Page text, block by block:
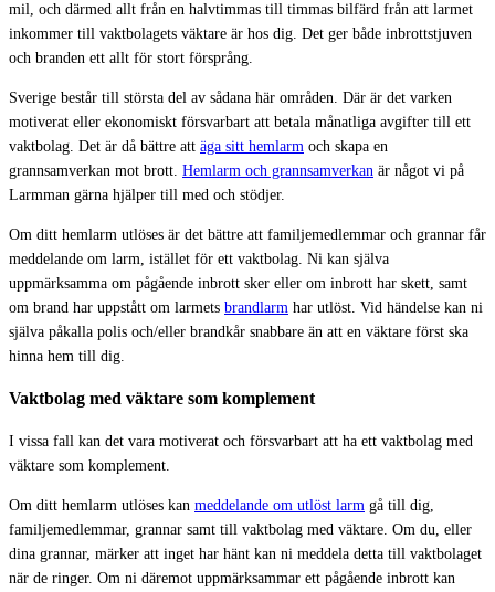
mil, och därmed allt från en halvtimmas till timmas bilfärd från att larmet
inkommer till vaktbolagets väktare är hos dig. Det ger både inbrottstjuven
och branden ett allt för stort försprång.
Sverige består till största del av sådana här områden. Där är det varken
motiverat eller ekonomiskt försvarbart att betala månatliga avgifter till ett
vaktbolag. Det är då bättre att äga sitt hemlarm och skapa en
grannsamverkan mot brott. Hemlarm och grannsamverkan är något vi på
Larmman gärna hjälper till med och stödjer.
Om ditt hemlarm utlöses är det bättre att familjemedlemmar och grannar får
meddelande om larm, istället för ett vaktbolag. Ni kan själva
uppmärksamma om pågående inbrott sker eller om inbrott har skett, samt
om brand har uppstått om larmets brandlarm har utlöst. Vid händelse kan ni
själva påkalla polis och/eller brandkår snabbare än att en väktare först ska
hinna hem till dig.
Vaktbolag med väktare som komplement
I vissa fall kan det vara motiverat och försvarbart att ha ett vaktbolag med
väktare som komplement.
Om ditt hemlarm utlöses kan meddelande om utlöst larm gå till dig,
familjemedlemmar, grannar samt till vaktbolag med väktare. Om du, eller
dina grannar, märker att inget har hänt kan ni meddela detta till vaktbolaget
när de ringer. Om ni däremot uppmärksammar ett pågående inbrott kan